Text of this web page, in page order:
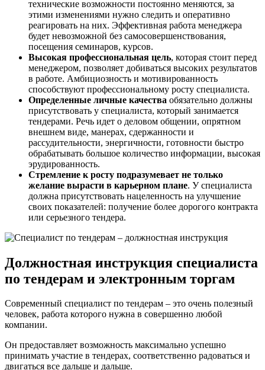
технические возможности постоянно меняются, за
этими изменениями нужно следить и оперативно
реагировать на них. Эффективная работа менеджера
будет невозможной без самосовершенствования,
посещения семинаров, курсов.
Высокая профессиональная цель, которая стоит перед
менеджером, позволяет добиваться высоких результатов
в работе. Амбициозность и мотивированность
способствуют профессиональному росту специалиста.
Определенные личные качества обязательно должны
присутствовать у специалиста, который занимается
тендерами. Речь идет о деловом общении, опрятном
внешнем виде, манерах, сдержанности и
рассудительности, энергичности, готовности быстро
обрабатывать большое количество информации, высокая
эрудированность.
Стремление к росту подразумевает не только
желание вырасти в карьерном плане. У специалиста
должна присутствовать нацеленность на улучшение
своих показателей: получение более дорогого контракта
или серьезного тендера.
Должностная инструкция специалиста
по тендерам и электронным торгам
Современный специалист по тендерам – это очень полезный
человек, работа которого нужна в совершенно любой
компании.
Он предоставляет возможность максимально успешно
принимать участие в тендерах, соответственно радоваться и
двигаться все дальше и дальше.